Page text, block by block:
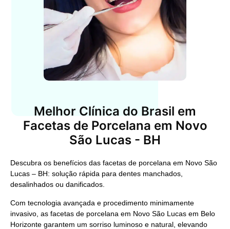
Melhor Clínica do Brasil em
Facetas de Porcelana em Novo
São Lucas - BH
Descubra os benefícios das facetas de porcelana em Novo São
Lucas – BH: solução rápida para dentes manchados,
desalinhados ou danificados.
Com tecnologia avançada e procedimento minimamente
invasivo, as facetas de porcelana em Novo São Lucas em Belo
Horizonte garantem um sorriso luminoso e natural, elevando